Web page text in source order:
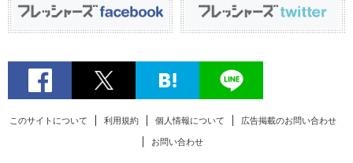
このサイトについて 利用規約 個人情報について 広告掲載のお問い合わせ
お問い合わせ